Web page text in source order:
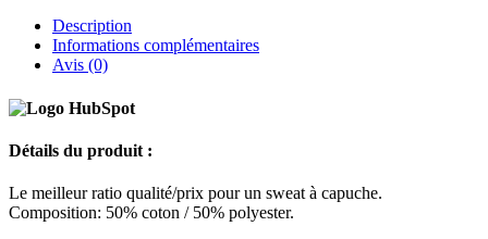
Description
Informations complémentaires
Avis (0)
Détails du produit :
Le meilleur ratio qualité/prix pour un sweat à capuche.
Composition: 50% coton / 50% polyester.